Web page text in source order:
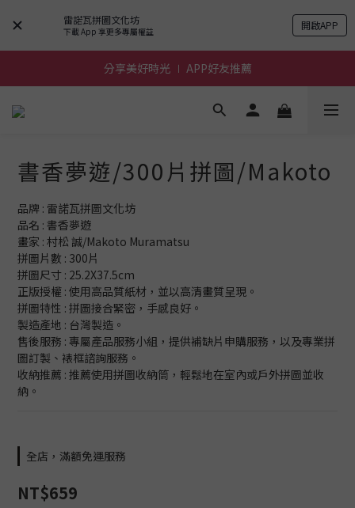
雷諾瓦拼圖文化坊
下載 App 享更多專屬權益 開啟APP
前進~怪獸一族系列活動!
前進~怪獸一族系列活動!
分享美好時光 ∣ APP好友推薦
前進~怪獸一族系列活動!
書香夢遊/300片拼圖/Makoto
品牌 : 雷諾瓦拼圖文化坊
品名 : 書香夢遊
畫家 : 村松 誠/Makoto Muramatsu
拼圖片數 : 300片
拼圖尺寸 : 25.2X37.5cm
正版授權 : 使用高品質紙材，並以高清畫質呈現。
拼圖特性 : 拼圖接合緊密，手感良好。
製造產地 : 台灣製造。
售後服務 : 專屬產品服務小組，提供補缺片申購服務，以及專業拼
圖訂製、裱框諮詢服務。
收納推薦 : 推薦使用拼圖收納筒，輕鬆地在室內或戶外拼圖並收
納。
全店，滿額免運服務
NT$659